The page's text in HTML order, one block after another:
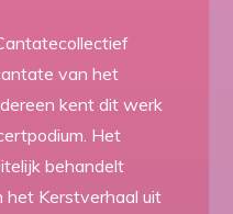
van het
kent dit werk
Het
behandelt
het Kerstverhaal uit